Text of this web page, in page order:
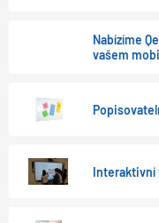
Nabízíme
vašem
Interaktivní